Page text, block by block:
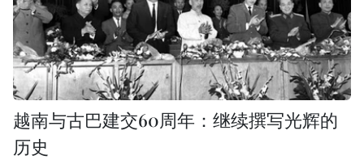
越南与古巴建交60周年：继续撰写光辉的
历史